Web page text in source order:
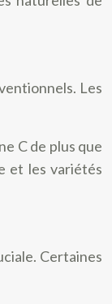
Les
C de plus que
et les variétés
Certaines